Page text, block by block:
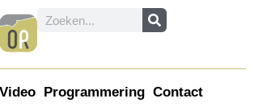
Video Programmering Contact